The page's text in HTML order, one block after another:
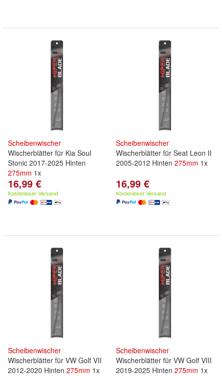
Scheibenwischer
Wischerblätter für Kia Soul
Stonic 2017-2025 Hinten
275mm 1x
16,99 €
Kostenloser Versand
Scheibenwischer
Wischerblätter für Seat Leon II
2005-2012 Hinten 275mm 1x
16,99 €
Kostenloser Versand
Scheibenwischer
Wischerblätter für VW Golf VII
2012-2020 Hinten 275mm 1x
Scheibenwischer
Wischerblätter für VW Golf VIII
2019-2025 Hinten 275mm 1x